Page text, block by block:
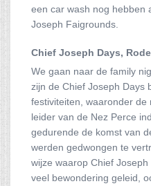
een car wash nog hebben
Joseph Faigrounds.
Chief Joseph Days,
We gaan naar de family
zijn de Chief Joseph Days
festiviteiten, waaronder de
leider van de Nez Perce
gedurende de komst van
werden gedwongen te
wijze waarop Chief
veel bewondering geleid,